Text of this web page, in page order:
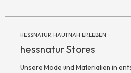
HESSNATUR HAUTNAH ERLEBEN
hessnatur Stores
Unsere Mode und Materialien in